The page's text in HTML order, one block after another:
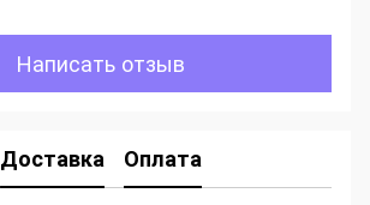
Написать отзыв
Доставка Оплата